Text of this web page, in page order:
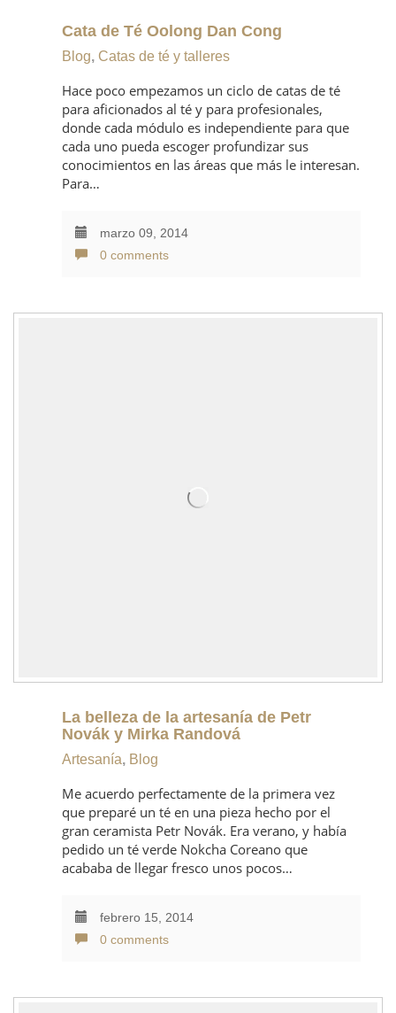
Cata de Té Oolong Dan Cong
Blog, Catas de té y talleres
Hace poco empezamos un ciclo de catas de té
para aficionados al té y para profesionales,
donde cada módulo es independiente para que
cada uno pueda escoger profundizar sus
conocimientos en las áreas que más le interesan.
Para…
marzo 09, 2014
0 comments
La belleza de la artesanía de Petr
Novák y Mirka Randová
Artesanía, Blog
Me acuerdo perfectamente de la primera vez
que preparé un té en una pieza hecho por el
gran ceramista Petr Novák. Era verano, y había
pedido un té verde Nokcha Coreano que
acababa de llegar fresco unos pocos…
febrero 15, 2014
0 comments